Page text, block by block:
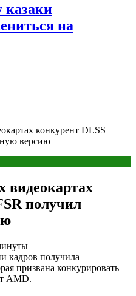
на
конкурент DLSS
версию
видеокартах
получил
кадров получила
призвана конкурировать
AMD.